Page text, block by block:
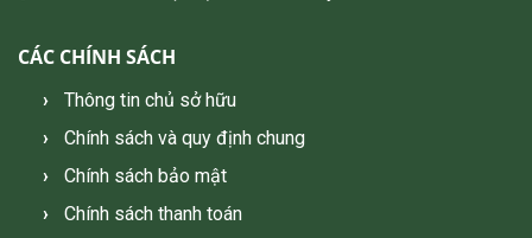
CÁC CHÍNH SÁCH
Thông tin chủ sở hữu
Chính sách và quy định chung
Chính sách bảo mật
Chính sách thanh toán